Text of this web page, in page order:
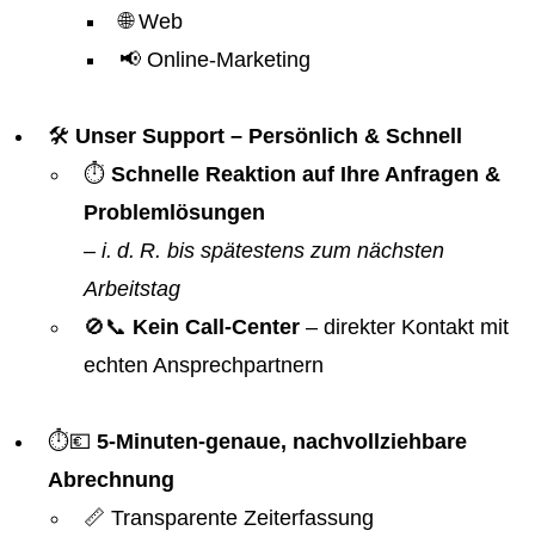
🌐 Web
📢 Online-Marketing
🛠️ Unser Support – Persönlich & Schnell
⏱️ Schnelle Reaktion auf Ihre Anfragen &
Problemlösungen
– i. d. R. bis spätestens zum nächsten
Arbeitstag
🚫📞 Kein Call-Center – direkter Kontakt mit
echten Ansprechpartnern
⏱️💶 5-Minuten-genaue, nachvollziehbare
Abrechnung
📏 Transparente Zeiterfassung